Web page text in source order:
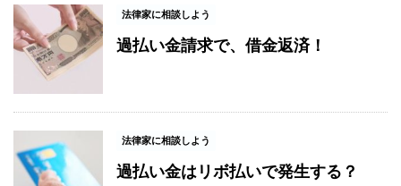
法律家に相談しよう
過払い金請求で、借金返済！
法律家に相談しよう
過払い金はリボ払いで発生する？